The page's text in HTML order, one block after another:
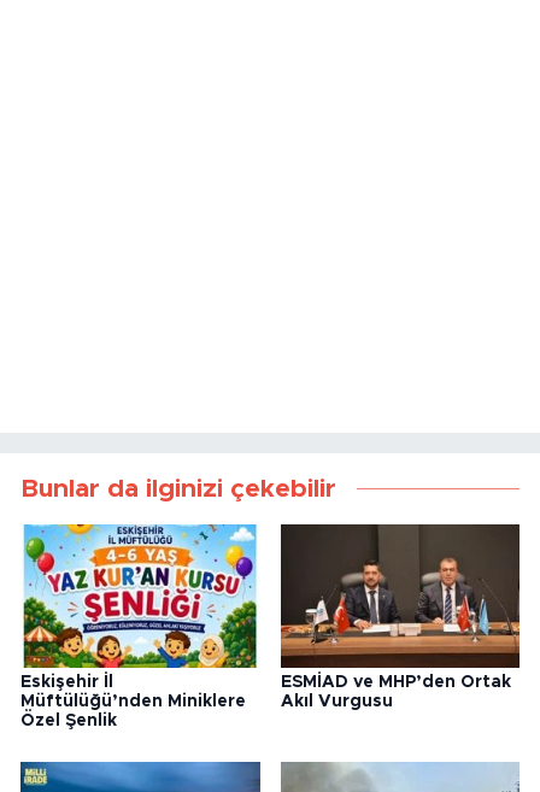
Bunlar da ilginizi çekebilir
Eskişehir İl
Müftülüğü’nden Miniklere
Özel Şenlik
ESMİAD ve MHP’den Ortak
Akıl Vurgusu